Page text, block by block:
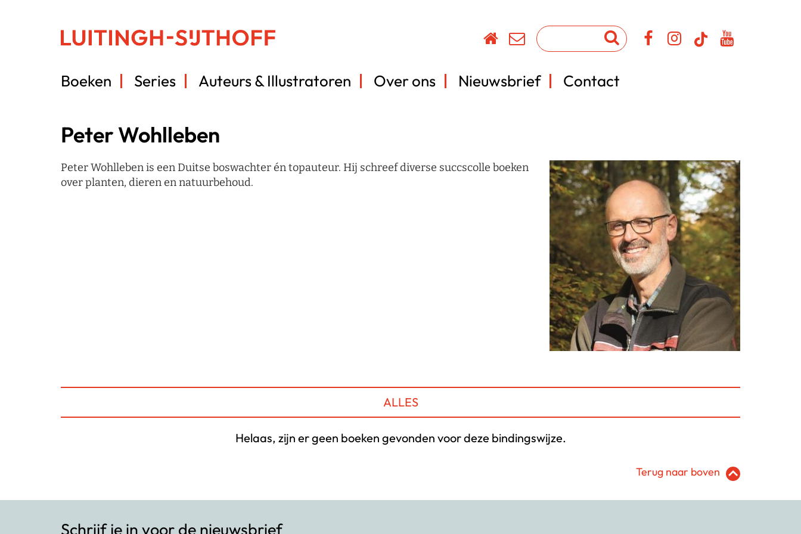
Boeken Series Auteurs & Illustratoren Over ons Nieuwsbrief Contact
Peter Wohlleben
Peter Wohlleben is een Duitse boswachter én topauteur. Hij schreef diverse succscolle boeken
over planten, dieren en natuurbehoud.
ALLES
Helaas, zijn er geen boeken gevonden voor deze bindingswijze.
Terug naar boven
Schrijf je in voor de nieuwsbrief